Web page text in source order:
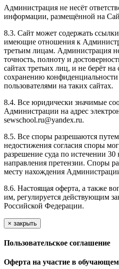
Администрация не несёт
информации, размещённой на
8.3. Сайт может содержать
имеющие отношения к
третьим лицам. Администрация
точность, полноту и
сайтах третьих лиц, и не берёт на
сохранению
пользователями на таких сайтах.
8.4. Все юридически значимые
Администрации на адрес
sewschool.ru@yandex.ru.
8.5. Все споры разрешаются
недостижения согласия споры
разрешение суда по истечении
направления претензии. Споры
месту нахождения
8.6. Настоящая оферта, а также
им, регулируется действующим
Российской Федерации.
× закрыть
Пользовательское соглашение
Оферта на участие в